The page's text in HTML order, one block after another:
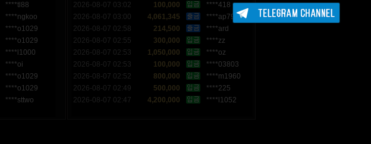
****tl88
****ngkoo
****o1029
****o1029
****l1000
****oi
****o1029
****o1029
****sttwo
2026-08-07 03:02 100,000
****418
2026-08-07 03:00
4,061,345
****ap79
2026-08-07 02:58
214,500
****ard
2026-08-07 02:55
300,000
****zz
2026-08-07 02:53
1,050,000
****oz
2026-08-07 02:53
100,000
****03803
2026-08-07 02:52
800,000
****m1960
2026-08-07 02:49
500,000
****225
2026-08-07 02:47
4,200,000 ****l1052